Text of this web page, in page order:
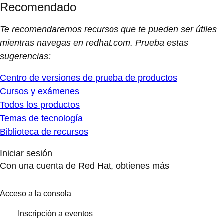
Recomendado
Te recomendaremos recursos que te pueden ser útiles
mientras navegas en redhat.com. Prueba estas
sugerencias:
Centro de versiones de prueba de productos
Cursos y exámenes
Todos los productos
Temas de tecnología
Biblioteca de recursos
Iniciar sesión
Con una cuenta de Red Hat, obtienes más
Acceso a la consola
Inscripción a eventos